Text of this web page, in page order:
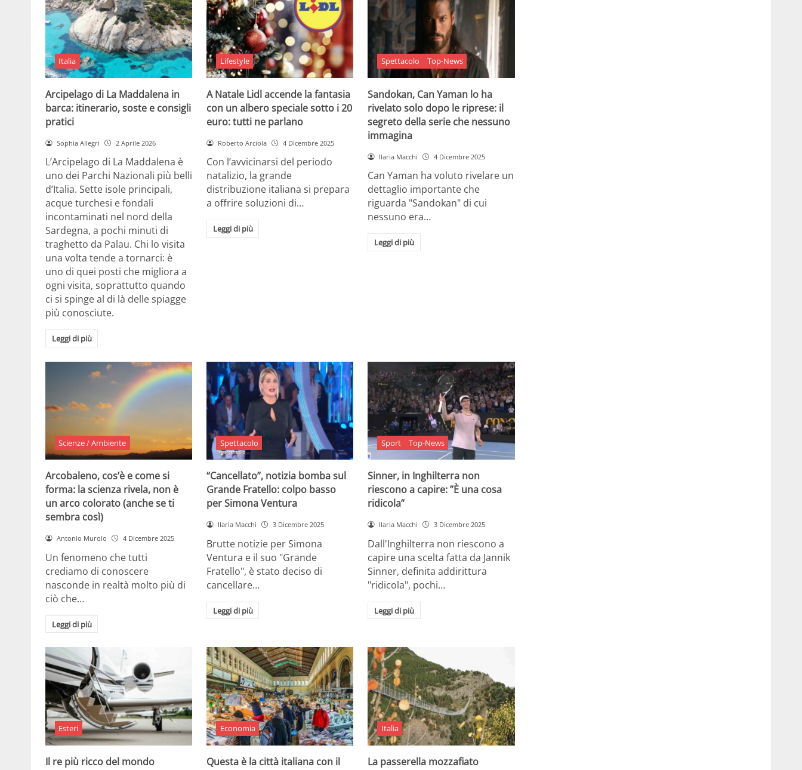
Italia
Arcipelago di La Maddalena in
barca: itinerario, soste e consigli
pratici
Sophia Allegri 2 Aprile 2026
L’Arcipelago di La Maddalena è
uno dei Parchi Nazionali più belli
d’Italia. Sette isole principali,
acque turchesi e fondali
incontaminati nel nord della
Sardegna, a pochi minuti di
traghetto da Palau. Chi lo visita
una volta tende a tornarci: è
uno di quei posti che migliora a
ogni visita, soprattutto quando
ci si spinge al di là delle spiagge
più conosciute.
Leggi di più
Lifestyle
A Natale Lidl accende la fantasia
con un albero speciale sotto i 20
euro: tutti ne parlano
Roberto Arciola 4 Dicembre 2025
Con l’avvicinarsi del periodo
natalizio, la grande
distribuzione italiana si prepara
a offrire soluzioni di…
Leggi di più
Spettacolo Top-News
Sandokan, Can Yaman lo ha
rivelato solo dopo le riprese: il
segreto della serie che nessuno
immagina
Ilaria Macchi 4 Dicembre 2025
Can Yaman ha voluto rivelare un
dettaglio importante che
riguarda "Sandokan" di cui
nessuno era…
Leggi di più
Scienze / Ambiente
Arcobaleno, cos’è e come si
forma: la scienza rivela, non è
un arco colorato (anche se ti
sembra così)
Antonio Murolo 4 Dicembre 2025
Un fenomeno che tutti
crediamo di conoscere
nasconde in realtà molto più di
ciò che…
Leggi di più
Spettacolo
“Cancellato”, notizia bomba sul
Grande Fratello: colpo basso
per Simona Ventura
Ilaria Macchi 3 Dicembre 2025
Brutte notizie per Simona
Ventura e il suo "Grande
Fratello", è stato deciso di
cancellare…
Leggi di più
Sport Top-News
Sinner, in Inghilterra non
riescono a capire: ”È una cosa
ridicola”
Ilaria Macchi 3 Dicembre 2025
Dall'Inghilterra non riescono a
capire una scelta fatta da Jannik
Sinner, definita addirittura
"ridicola", pochi…
Leggi di più
Esteri
Il re più ricco del mondo
Economia
Questa è la città italiana con il
Italia
La passerella mozzafiato